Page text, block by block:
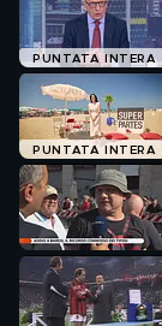
PUNTATA INTERA
PUNTATA INTERA